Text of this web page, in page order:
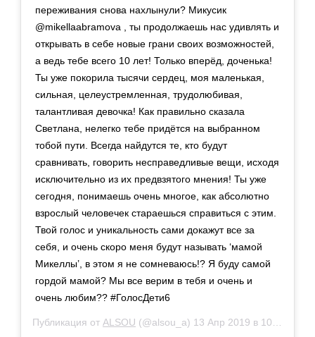
переживания снова нахлынули? Микусик
@mikellaabramova , ты продолжаешь нас удивлять и
открывать в себе новые грани своих возможностей,
а ведь тебе всего 10 лет! Только вперёд, доченька!
Ты уже покорила тысячи сердец, моя маленькая,
сильная, целеустремленная, трудолюбивая,
талантливая девочка! Как правильно сказала
Светлана, нелегко тебе придётся на выбранном
тобой пути. Всегда найдутся те, кто будут
сравнивать, говорить несправедливые вещи, исходя
исключительно из их предвзятого мнения! Ты уже
сегодня, понимаешь очень многое, как абсолютно
взрослый человечек стараешься справиться с этим.
Твой голос и уникальность сами докажут все за
себя, и очень скоро меня будут называть ‘мамой
Микеллы’, в этом я не сомневаюсь!? Я буду самой
гордой мамой? Мы все верим в тебя и очень и
очень любим?? #ГолосДети6
Публикация от ALSOU (@alsou_a) 13 Апр 2019 в 10:58 PDT